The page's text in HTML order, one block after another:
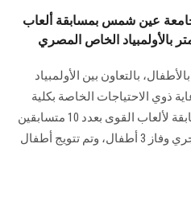
عين شمس بمسابقة ألعاب
بالتعاون بين الأولمبياد
ذوي الاحتياجات الخاصة بكلية
الدراسات العليا للطفولة في مسابقة لألعاب القوى بعدد 10 متسابقين
من أطفال المركز في مسابقة الجري وفاز 3 أطفال، وتم تتويج أطفال